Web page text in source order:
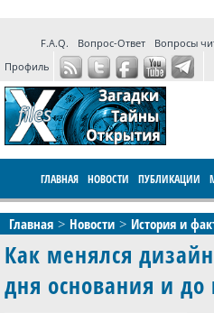
F.A.Q. Вопрос-Ответ Вопросы
Профиль
ГЛАВНАЯ НОВОСТИ ПУБЛИКАЦИИ
ПРОГРАММЫ ФОРУМ LIVE
Главная Новости История и
Как менялся
дня основания и